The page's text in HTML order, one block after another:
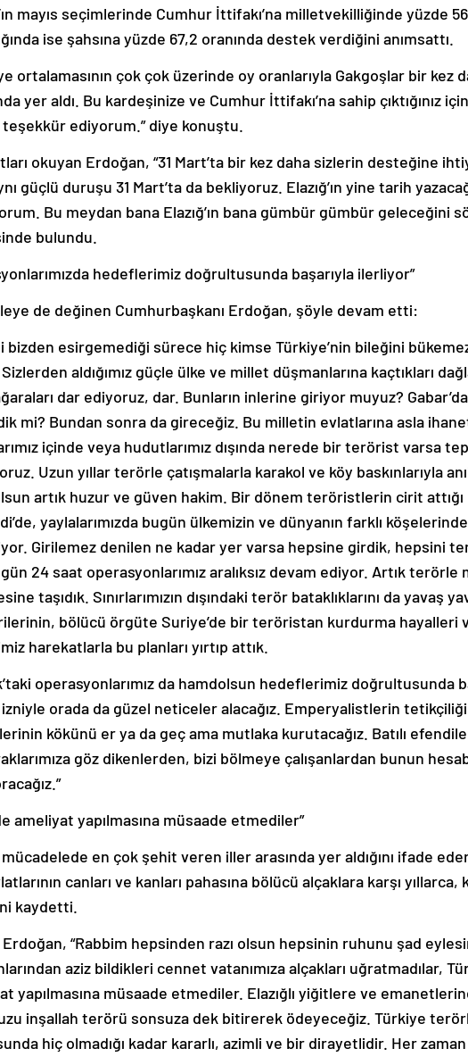
mayıs seçimlerinde Cumhur İttifakı’na milletvekilliğinde yüzde
ise şahsına yüzde 67,2 oranında destek verdiğini anımsattı.
ortalamasının çok çok üzerinde oy oranlarıyla Gakgoşlar bir kez
yer aldı. Bu kardeşinize ve Cumhur İttifakı’na sahip çıktığınız
teşekkür ediyorum.” diye konuştu.
okuyan Erdoğan, “31 Mart’ta bir kez daha sizlerin desteğine
güçlü duruşu 31 Mart’ta da bekliyoruz. Elazığ’ın yine tarih
Bu meydan bana Elazığ’ın bana gümbür gümbür geleceğini
bulundu.
hedeflerimiz doğrultusunda başarıyla ilerliyor”
de değinen Cumhurbaşkanı Erdoğan, şöyle devam etti:
bizden esirgemediği sürece hiç kimse Türkiye’nin bileğini
aldığımız güçle ülke ve millet düşmanlarına kaçtıkları
dar ediyoruz, dar. Bunların inlerine giriyor muyuz?
mi? Bundan sonra da gireceğiz. Bu milletin evlatlarına asla
içinde veya hudutlarımız dışında nerede bir terörist varsa
Uzun yıllar terörle çatışmalarla karakol ve köy baskınlarıyla
artık huzur ve güven hakim. Bir dönem teröristlerin cirit attığı
yaylalarımızda bugün ülkemizin ve dünyanın farklı
Girilemez denilen ne kadar yer varsa hepsine girdik, hepsini
gün 24 saat operasyonlarımız aralıksız devam ediyor. Artık terörle
taşıdık. Sınırlarımızın dışındaki terör bataklıklarını da yavaş
bölücü örgüte Suriye’de bir teröristan kurdurma hayalleri
harekatlarla bu planları yırtıp attık.
operasyonlarımız da hamdolsun hedeflerimiz doğrultusunda
izniyle orada da güzel neticeler alacağız. Emperyalistlerin
kökünü er ya da geç ama mutlaka kurutacağız. Batılı
göz dikenlerden, bizi bölmeye çalışanlardan bunun
ameliyat yapılmasına müsaade etmediler”
mücadelede en çok şehit veren iller arasında yer aldığını ifade
canları ve kanları pahasına bölücü alçaklara karşı
kaydetti.
“Rabbim hepsinden razı olsun hepsinin ruhunu şad
aziz bildikleri cennet vatanımıza alçakları uğratmadılar,
yapılmasına müsaade etmediler. Elazığlı yiğitlere ve
inşallah terörü sonsuza dek bitirerek ödeyeceğiz. Türkiye
hiç olmadığı kadar kararlı, azimli ve bir dirayetlidir. Her zaman